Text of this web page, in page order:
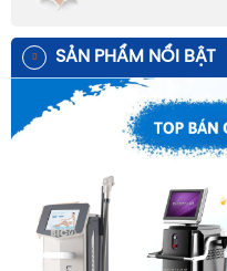
SẢN PHẨM NỔI BẬT